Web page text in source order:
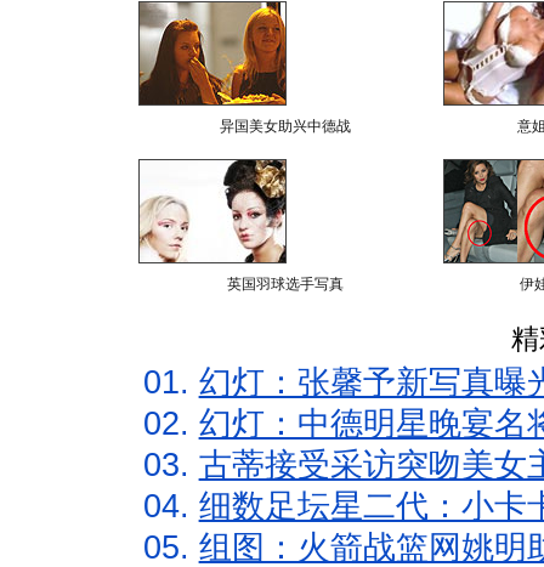
异国美女助兴中德战 意
英国羽球选手写真 伊
01. 幻灯：张馨予新写真曝
02. 幻灯：中德明星晚宴名
03. 古蒂接受采访突吻美女
04. 细数足坛星二代：小卡
05. 组图：火箭战篮网姚明